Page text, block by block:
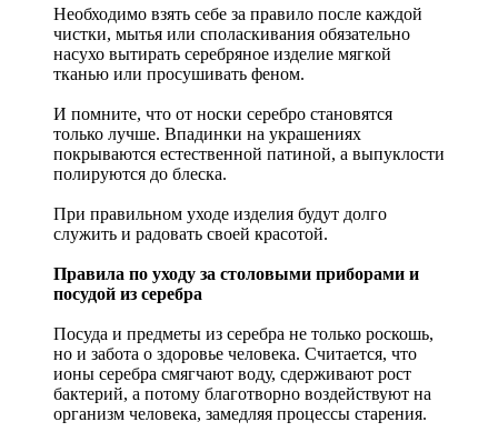
Необходимо взять себе за правило после каждой
чистки, мытья или споласкивания обязательно
насухо вытирать серебряное изделие мягкой
тканью или просушивать феном.
И помните, что от носки серебро становятся
только лучше. Впадинки на украшениях
покрываются естественной патиной, а выпуклости
полируются до блеска.
При правильном уходе изделия будут долго
служить и радовать своей красотой.
Правила по уходу за столовыми приборами и
посудой из серебра
Посуда и предметы из серебра не только роскошь,
но и забота о здоровье человека. Считается, что
ионы серебра смягчают воду, сдерживают рост
бактерий, а потому благотворно воздействуют на
организм человека, замедляя процессы старения.